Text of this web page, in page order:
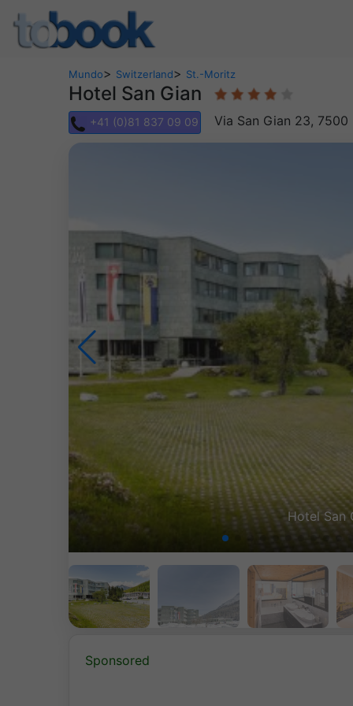
Mundo> Switzerland> St.-Moritz
Hotel San Gian
+41 (0)81 837 09 09 Via San Gian 23, 7500
Hotel San
Sponsored